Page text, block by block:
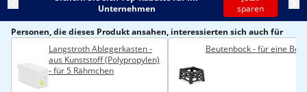
Unternehmen
sparen
Personen, die dieses Produkt ansahen, interessierten sich auch für
Langstroth Ablegerkasten -
aus Kunststoff (Polypropylen)
- für 5 Rähmchen
Beutenbock - für eine